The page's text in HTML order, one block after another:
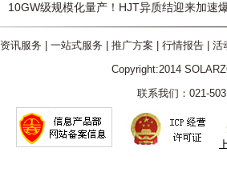
10GW级规模化量产！HJT异质结迎来加速
资讯服务 一站式服务 推广方案 行情报告| 活
Copyright:2014
联系我们：021-